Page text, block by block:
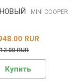
MINI COOPER
RUR
RUR
Купить